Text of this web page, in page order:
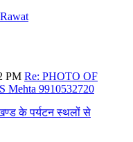
PM Re: PHOTO OF
Mehta 9910532720
के पर्यटन स्थलों से